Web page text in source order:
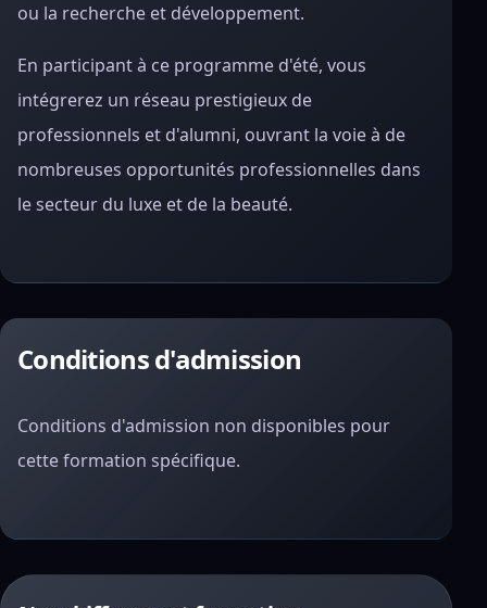
ou la recherche et développement.
En participant à ce programme d'été, vous
intégrerez un réseau prestigieux de
professionnels et d'alumni, ouvrant la voie à de
nombreuses opportunités professionnelles dans
le secteur du luxe et de la beauté.
Conditions d'admission
Conditions d'admission non disponibles pour
cette formation spécifique.